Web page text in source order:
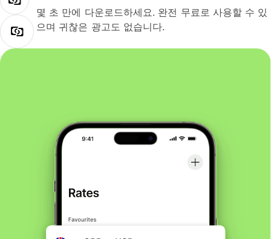
몇 초 만에 다운로드하세요. 완전 무료로 사용할 수 있
으며 귀찮은 광고도 없습니다.